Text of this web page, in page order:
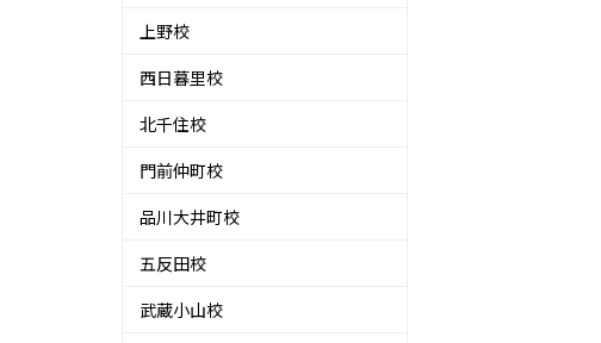
上野校
西日暮里校
北千住校
門前仲町校
品川大井町校
五反田校
武蔵小山校